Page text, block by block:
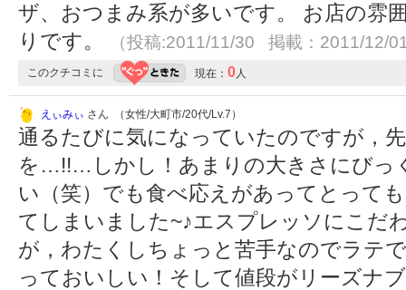
ザ、おつまみ系が多いです。 お店の雰
りです。
（投稿:2011/11/30 掲載：2011/12/
このクチコミに 現在： 0人
えぃみぃ さん （女性/大町市/20代/Lv.7）
通るたびに気になっていたのですが，
を…!!…しかし！あまりの大きさにびっ
い（笑）でも食べ応えがあってとって
てしまいました~♪エスプレッソにこだ
が，わたくしちょっと苦手なのでラテ
っておいしい！そして値段がリーズナ